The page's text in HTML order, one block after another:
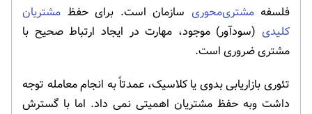
فلسفهمشتری‌محوری سازمان است. برای حفظ مشتریان
کلیدی (سودآور) موجود، مهارت در ایجاد ارتباط صحیح با
مشتری ضروری است.
تئوری بازاریابی بدوی یا کلاسیک، عمدتاً به انجام معامله توجه
داشت وبه حفظ مشتریان اهمیتی نمی داد. اما با گسترش